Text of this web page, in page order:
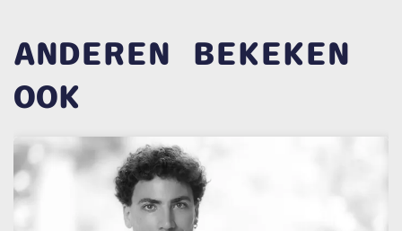
ANDEREN BEKEKEN
OOK